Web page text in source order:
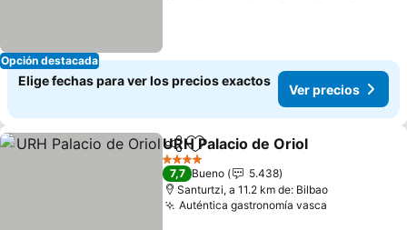
Opción destacada
Elige fechas para ver los precios exactos
Ver precios
CompartirAgregar a favoritos
URH Palacio de Oriol
4 Estrellas
7,7 Bueno
5.438
Santurtzi, a 11.2 km de: Bilbao
Auténtica gastronomía vasca